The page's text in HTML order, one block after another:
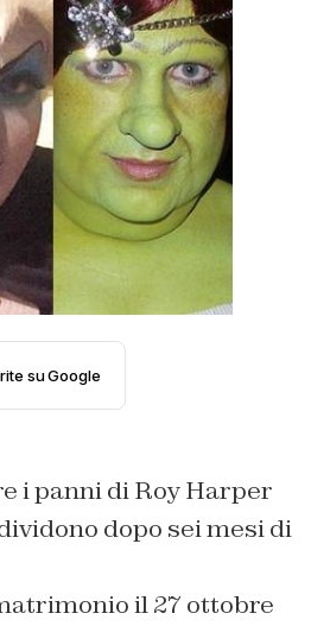
su Google
i panni di Roy Harper
dopo sei mesi di
il 27 ottobre